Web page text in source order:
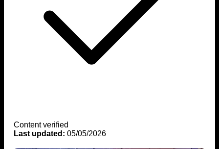
Content verified
Last updated: 05/05/2026